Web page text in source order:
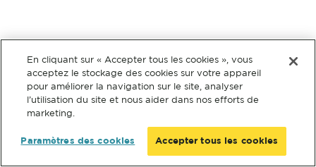
En cliquant sur « Accepter tous les cookies », vous
acceptez le stockage des cookies sur votre appareil
pour améliorer la navigation sur le site, analyser
l’utilisation du site et nous aider dans nos efforts de
marketing.
Paramètres des cookies Accepter tous les cookies